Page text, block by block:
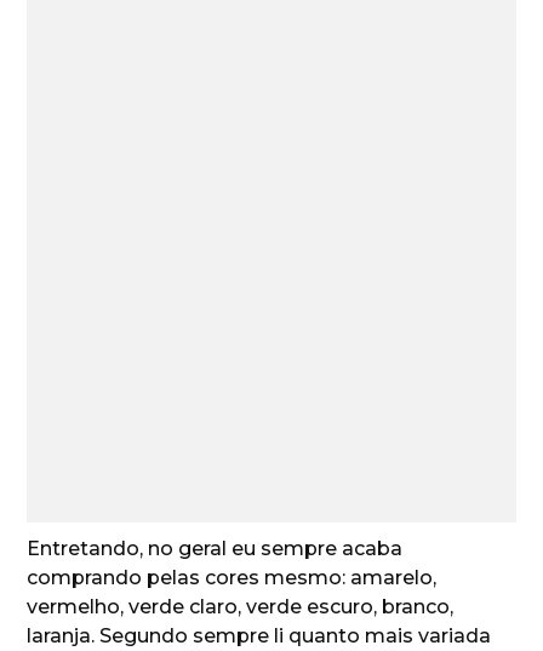
Entretando, no geral eu sempre acaba
comprando pelas cores mesmo: amarelo,
vermelho, verde claro, verde escuro, branco,
laranja. Segundo sempre li quanto mais variada